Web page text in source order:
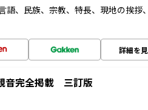
語、民族、宗教、特長、現地の挨拶
詳細を
音完全掲載 三訂版